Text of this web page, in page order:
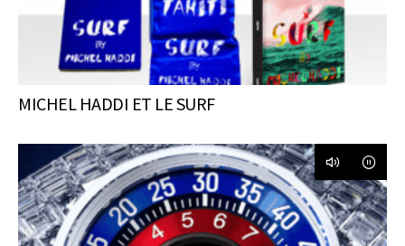
MICHEL HADDI ET LE SURF